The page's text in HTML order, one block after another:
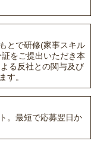
とで研修(家事スキル
をご提出いただき本
る反社との関与及び
す。
。最短で応募翌日か